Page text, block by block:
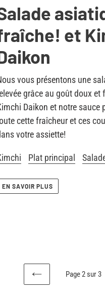
et
vous présentons une
grâce au goût doux et
Daikon et notre sauce
cette fraîcheur et ces
votre assiette!
Plat principal
EN SAVOIR PLUS
PAGE
Page 2 sur 3